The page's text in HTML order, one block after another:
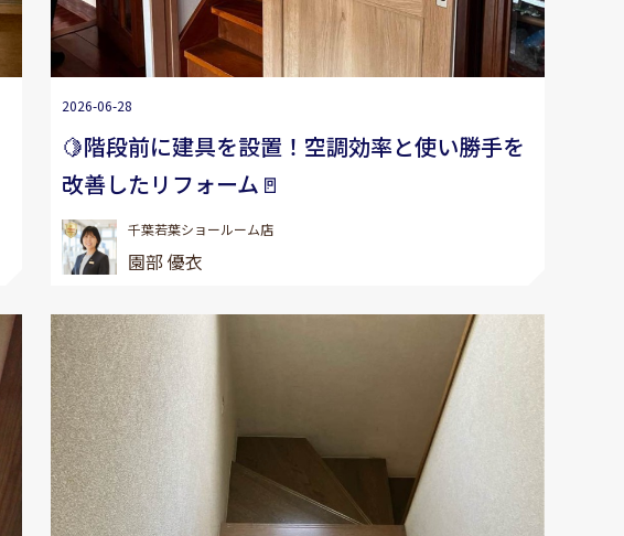
2026-06-28
🍋階段前に建具を設置！空調効率と使い勝手を
改善したリフォーム🚪
千葉若葉ショールーム店
園部 優衣